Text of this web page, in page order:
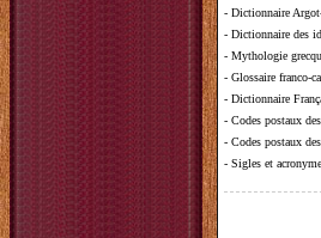
- Dictionnaire
- Dictionnaire des
- Mythologie
- Glossaire franco-
- Dictionnaire
- Codes postaux
- Codes postaux
- Sigles et